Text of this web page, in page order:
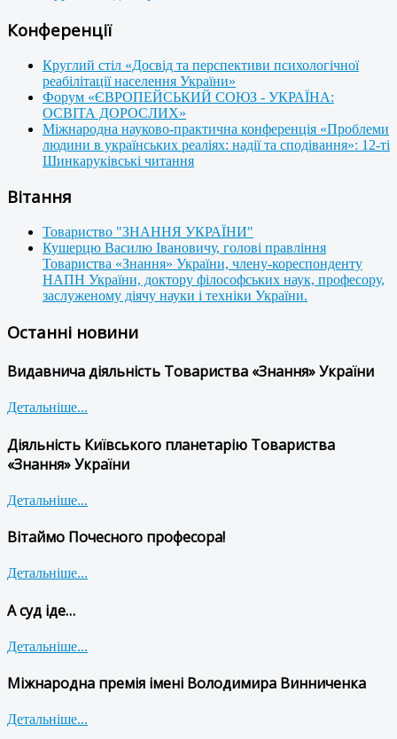
Конференції
Круглий стіл «Досвід та перспективи психологічної
реабілітації населення України»
Форум «ЄВРОПЕЙСЬКИЙ СОЮЗ - УКРАЇНА:
ОСВІТА ДОРОСЛИХ»
Міжнародна науково-практична конференція «Проблеми
людини в українських реаліях: надії та сподівання»: 12-ті
Шинкаруківські читання
Вітання
Товариство "ЗНАННЯ УКРАЇНИ"
Кушерцю Василю Івановичу, голові правління
Товариства «Знання» України, члену-кореспонденту
НАПН України, доктору філософських наук, професору,
заслуженому діячу науки і техніки України.
Останні новини
Видавнича діяльність Товариства «Знання» України
Детальніше...
Діяльність Київського планетарію Товариства
«Знання» України
Детальніше...
Вітаймо Почесного професора!
Детальніше...
А суд іде…
Детальніше...
Міжнародна премія імені Володимира Винниченка
Детальніше...